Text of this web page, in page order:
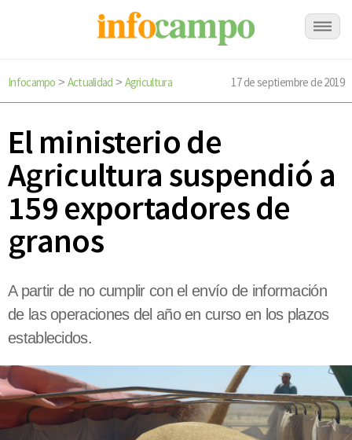
Infocampo > Actualidad > Agricultura 17 de septiembre de 2019
El ministerio de
Agricultura suspendió a
159 exportadores de
granos
A partir de no cumplir con el envío de información
de las operaciones del año en curso en los plazos
establecidos.